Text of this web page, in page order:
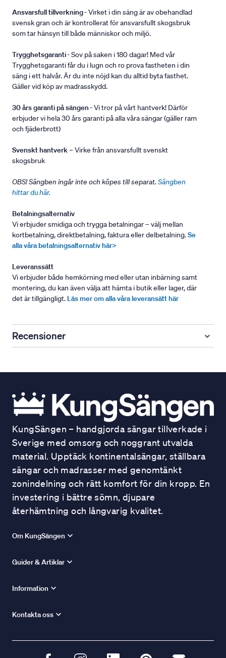
Ansvarsfull tillverkning- Virket i din säng är av obehandlad
svensk gran och är kontrollerat för ansvarsfullt skogsbruk
som tar hänsyn till både människor och miljö.
Trygghetsgaranti- Sov på saken i 180 dagar! Med vår
Trygghetsgaranti får du i lugn och ro prova fastheten i din
säng i ett halvår. Är du inte nöjd kan du alltid byta fasthet.
Gäller vid köp av madrasskydd.
30 års garanti på sängen- Vi tror på vårt hantverk! Därför
erbjuder vi hela 30 års garanti på alla våra sängar (gäller ram
och fjäderbrott)
Svenskt hantverk– Virke från ansvarsfullt svenskt
skogsbruk
OBS! Sängben ingår inte och köpes till separat. Sängben
hittar du här.
Betalningsalternativ
Vi erbjuder smidiga och trygga betalningar – välj mellan
kortbetalning, direktbetalning, faktura eller delbetalning.Se
alla våra betalningsalternativ här>
Leveranssätt
Vi erbjuder både hemkörning med eller utan inbärning samt
montering, du kan även välja att hämta i butik eller lager, där
det är tillgängligt. Läs mer om alla våra leveransätt här
Recensioner
KungSängen – handgjorda sängar tillverkade i
Sverige med omsorg och noggrant utvalda
material. Upptäck kontinentalsängar, ställbara
sängar och madrasser med genomtänkt
zonindelning och rätt komfort för din kropp. En
investering i bättre sömn, djupare
återhämtning och långvarig kvalitet.
Om KungSängen
Guider & Artiklar
Information
Kontakta oss